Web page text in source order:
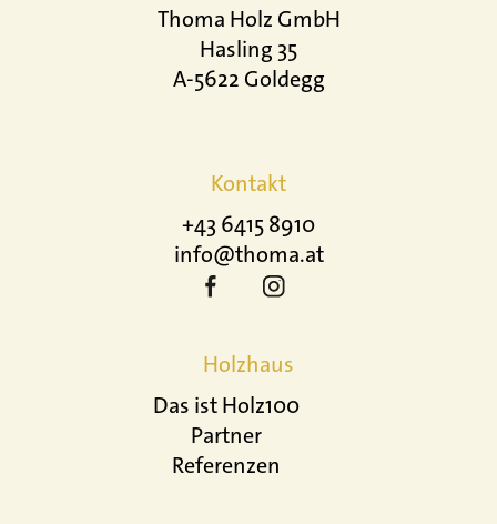
Thoma Holz GmbH
Hasling 35
A-5622 Goldegg
Kontakt
+43 6415 8910
info@thoma.at
Holzhaus
Das ist Holz100
Partner
Referenzen